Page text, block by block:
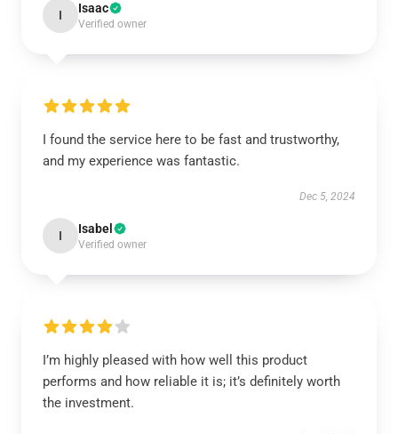
I Isaac
Verified owner
I found the service here to be fast and trustworthy,
and my experience was fantastic.
Dec 5, 2024
I Isabel
Verified owner
I’m highly pleased with how well this product
performs and how reliable it is; it’s definitely worth
the investment.